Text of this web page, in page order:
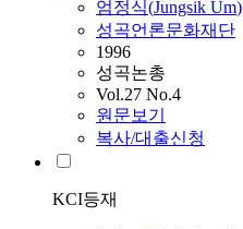
엄정식(Jungsik Um)
성곡언론문화재단
1996
성곡논총
Vol.27 No.4
원문보기
복사/대출신청
KCI등재